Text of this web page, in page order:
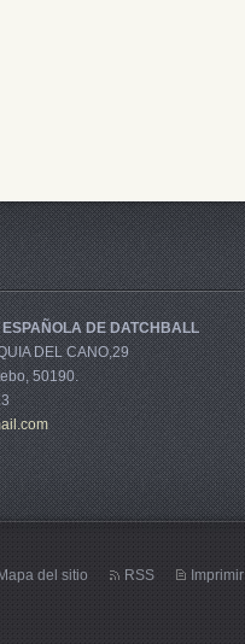
DE DATCHBALL
DEL CANO,29
50190.
com
Mapa del sitio RSS Imprimir